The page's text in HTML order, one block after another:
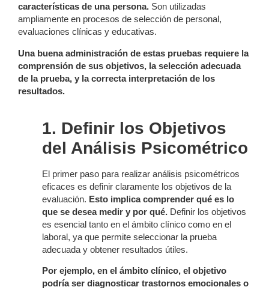
características de una persona. Son utilizadas
ampliamente en procesos de selección de personal,
evaluaciones clínicas y educativas.
Una buena administración de estas pruebas requiere la
comprensión de sus objetivos, la selección adecuada
de la prueba, y la correcta interpretación de los
resultados.
1. Definir los Objetivos
del Análisis Psicométrico
El primer paso para realizar análisis psicométricos
eficaces es definir claramente los objetivos de la
evaluación. Esto implica comprender qué es lo
que se desea medir y por qué. Definir los objetivos
es esencial tanto en el ámbito clínico como en el
laboral, ya que permite seleccionar la prueba
adecuada y obtener resultados útiles.
Por ejemplo, en el ámbito clínico, el objetivo
podría ser diagnosticar trastornos emocionales o